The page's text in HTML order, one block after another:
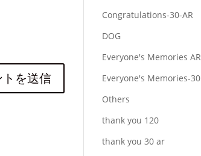
Congratulations-30-AR
DOG
Everyone's Memories AR
Everyone's Memories-30
Others
thank you 120
thank you 30 ar